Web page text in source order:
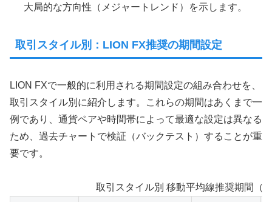
大局的な方向性（メジャートレンド）を示します。
取引スタイル別：LION FX推奨の期間設定
LION FXで一般的に利用される期間設定の組み合わせを、
取引スタイル別に紹介します。これらの期間はあくまで一
例であり、通貨ペアや時間帯によって最適な設定は異なる
ため、過去チャートで検証（バックテスト）することが重
要です。
取引スタイル別 移動平均線推奨期間（